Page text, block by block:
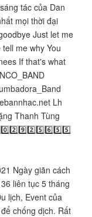
tác của Dan
mọi thời đại
Just let me
me why You
If that's what
Lh
Thanh Tùng
Ngày giãn cách
liên tục 5 tháng
lịch, Event của
chống dịch. Rất